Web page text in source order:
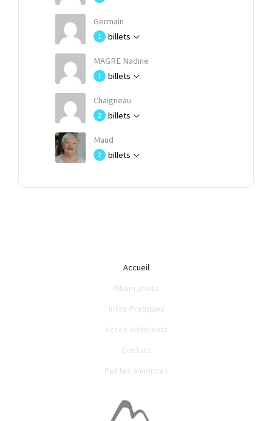
Germain
1 billets
MAGRE Nadine
1 billets
Chaigneau
2 billets
Maud
2 billets
Accueil
Album photo
Infos Pratiques
Accès Adhérents
Contact
Petites annonces